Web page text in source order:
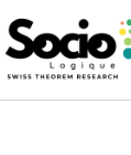
au
contenu